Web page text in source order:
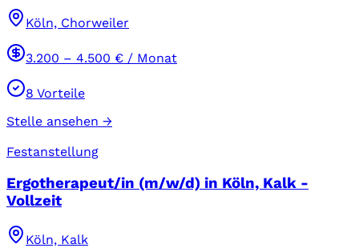
Köln, Chorweiler
3.200 – 4.500 € / Monat
8 Vorteile
Stelle ansehen →
Festanstellung
Ergotherapeut/in (m/w/d) in Köln, Kalk -
Vollzeit
Köln, Kalk